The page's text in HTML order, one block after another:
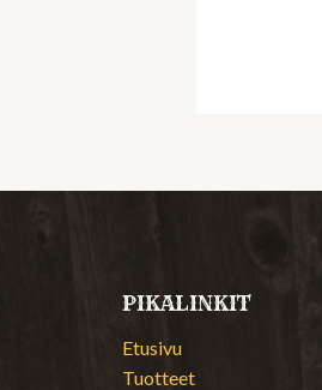
PIKALINKIT
Etusivu
Tuotteet